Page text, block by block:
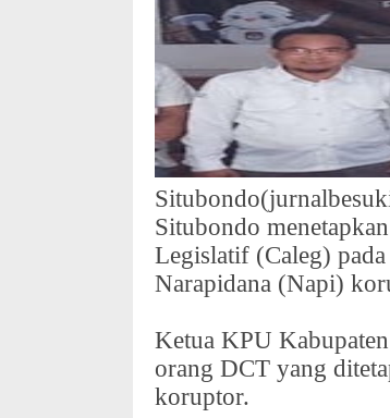
Situbondo
Legislatif (Caleg) pada
Narapidana (Napi)
Ketua KPU
orang DCT yang
koruptor.